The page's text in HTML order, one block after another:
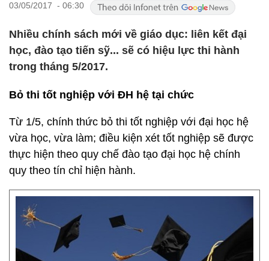
03/05/2017 - 06:30
Nhiều chính sách mới về giáo dục: liên kết đại
học, đào tạo tiến sỹ... sẽ có hiệu lực thi hành
trong tháng 5/2017.
Bỏ thi tốt nghiệp với ĐH hệ tại chức
Từ 1/5, chính thức bỏ thi tốt nghiệp với đại học hệ
vừa học, vừa làm; điều kiện xét tốt nghiệp sẽ được
thực hiện theo quy chế đào tạo đại học hệ chính
quy theo tín chỉ hiện hành.